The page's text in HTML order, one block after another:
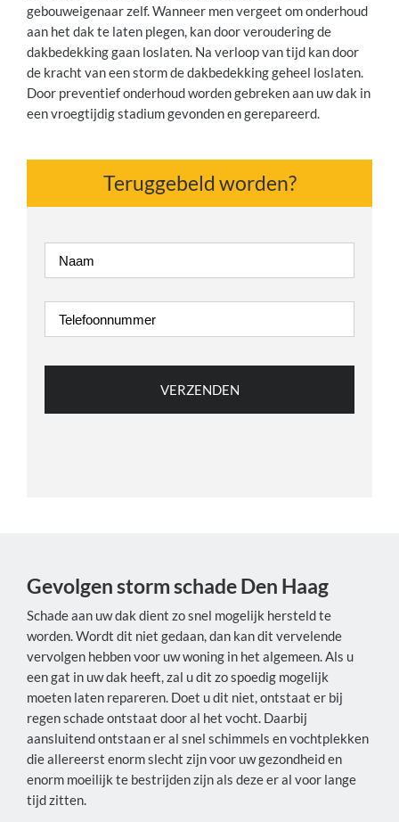
gebouweigenaar zelf. Wanneer men vergeet om onderhoud
aan het dak te laten plegen, kan door veroudering de
dakbedekking gaan loslaten. Na verloop van tijd kan door
de kracht van een storm de dakbedekking geheel loslaten.
Door preventief onderhoud worden gebreken aan uw dak in
een vroegtijdig stadium gevonden en gerepareerd.
Teruggebeld worden?
Naam
*
Telefoonnummer
*
Gevolgen storm schade Den Haag
Schade aan uw dak dient zo snel mogelijk hersteld te
worden. Wordt dit niet gedaan, dan kan dit vervelende
vervolgen hebben voor uw woning in het algemeen. Als u
een gat in uw dak heeft, zal u dit zo spoedig mogelijk
moeten laten repareren. Doet u dit niet, ontstaat er bij
regen schade ontstaat door al het vocht. Daarbij
aansluitend ontstaan er al snel schimmels en vochtplekken
die allereerst enorm slecht zijn voor uw gezondheid en
enorm moeilijk te bestrijden zijn als deze er al voor lange
tijd zitten.